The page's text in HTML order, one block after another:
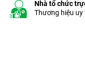
Nhà tổ chức
Thương hiệu